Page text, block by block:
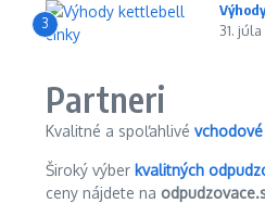
3
31.
Partneri
Kvalitné a spoľahlivé
Široký výber kvalitných
ceny nájdete na